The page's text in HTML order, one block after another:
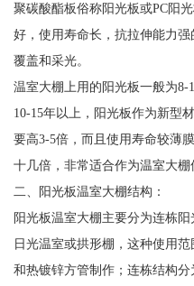
聚碳酸酯板俗称阳光板或PC阳
好，使用寿命长，抗拉伸能力
覆盖和采光。
温室大棚上用的阳光板一般为8-
10-15年以上，阳光板作为新型
要高3-5倍，而且使用寿命较薄
十几倍，非常适合作为温室大棚
二、阳光板温室大棚结构：
阳光板温室大棚主要分为连栋
日光温室或拱形棚，这种使用
和热镀锌方管制作；连栋结构分